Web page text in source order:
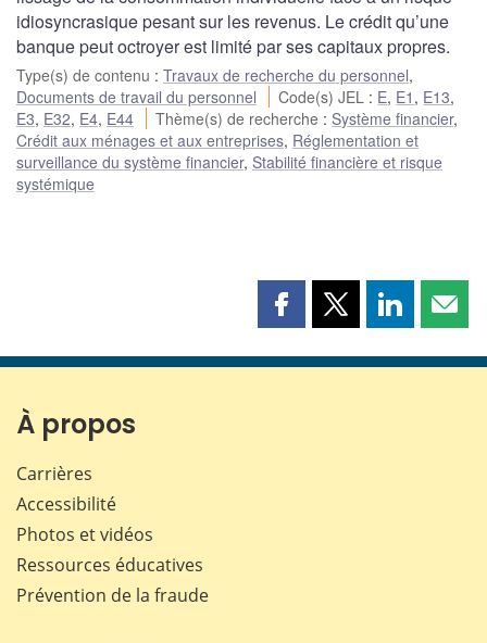
idiosyncrasique pesant sur les revenus. Le crédit qu’une
banque peut octroyer est limité par ses capitaux propres.
Type(s) de contenu : Travaux de recherche du personnel,
Documents de travail du personnel
Code(s) JEL : E, E1 , E13,
E3, E32, E4, E44 Thème(s) de recherche : Système financier,
Crédit aux ménages et aux entreprises, Réglementation et
surveillance du système financier, Stabilité financière et risque
systémique
Partager
page
Partager
page
Partager
page page
À propos
Carrières
Accessibilité
Photos et vidéos
Ressources éducatives
Prévention de la fraude